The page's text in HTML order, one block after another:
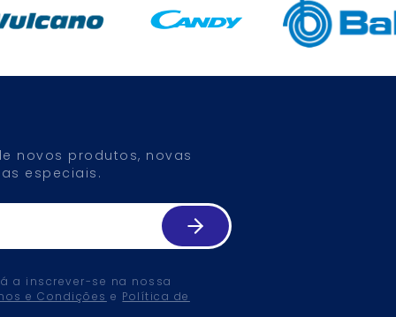
novos produtos, novas
especiais.
a inscrever-se na nossa
e Condições e Política de